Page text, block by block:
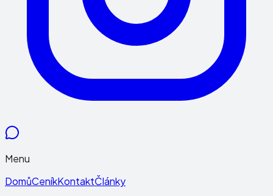
Menu
DomůCeníkKontaktČlánky